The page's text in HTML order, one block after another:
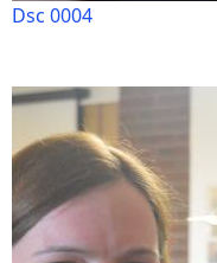
Dsc 0004